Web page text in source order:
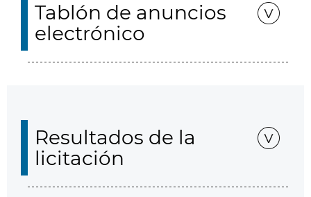
Tablón de anuncios
electrónico
Resultados de la
licitación